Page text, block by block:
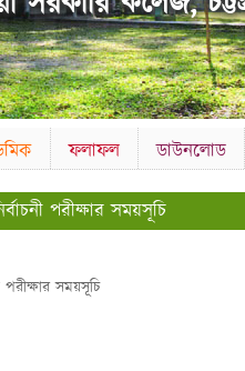
ফলাফল ডাউনলোড
পরীক্ষার সময়সূচি